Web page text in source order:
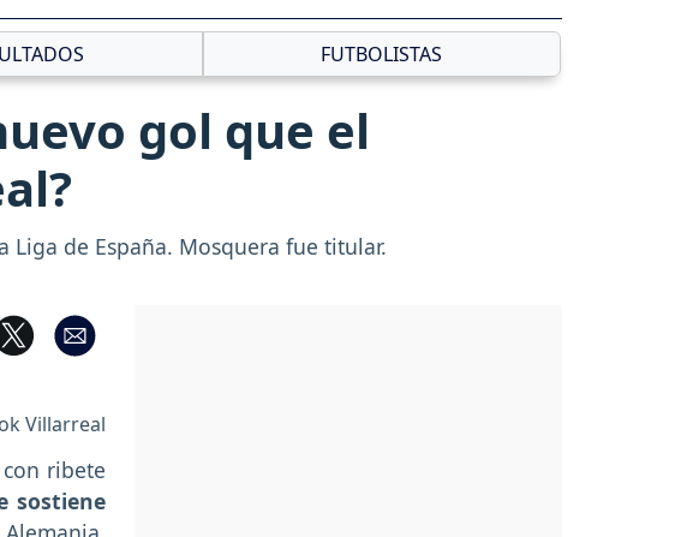
FUTBOLISTAS
gol que el
Liga de España. Mosquera fue titular.
Villarreal
ribete
sostiene